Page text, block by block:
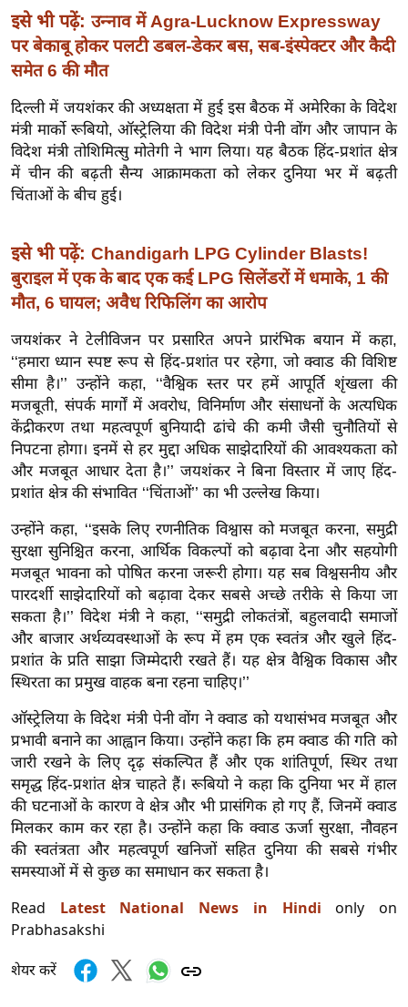
मि
सा
ल
ख्सि
य
त
यं
डि
या
सा
हि
त्य
ज
ग
त
ऑ
टो
व
र्ल्ड
न्यू
ज
ब्री
फ
म
नो
ज
न
ज
ग
त
बॉ
ली
ड
ली
इसे भी पढ़ें: उन्नाव में Agra-Lucknow Expressway
पर बेकाबू होकर पलटी डबल-डेकर बस, सब-इंस्पेक्टर और कैदी
समेत 6 की मौत
दिल्ली में जयशंकर की अध्यक्षता में हुई इस बैठक में अमेरिका के विदेश
मंत्री मार्को रूबियो, ऑस्ट्रेलिया की विदेश मंत्री पेनी वोंग और जापान के
विदेश मंत्री तोशिमित्सु मोतेगी ने भाग लिया। यह बैठक हिंद-प्रशांत क्षेत्र
में चीन की बढ़ती सैन्य आक्रामकता को लेकर दुनिया भर में बढ़ती
चिंताओं के बीच हुई।
इसे भी पढ़ें: Chandigarh LPG Cylinder Blasts!
बुराइल में एक के बाद एक कई LPG सिलेंडरों में धमाके, 1 की
मौत, 6 घायल; अवैध रिफिलिंग का आरोप
जयशंकर ने टेलीविजन पर प्रसारित अपने प्रारंभिक बयान में कहा,
‘‘हमारा ध्यान स्पष्ट रूप से हिंद-प्रशांत पर रहेगा, जो क्वाड की विशिष्ट
सीमा है।’’ उन्होंने कहा, ‘‘वैश्विक स्तर पर हमें आपूर्ति शृंखला की
मजबूती, संपर्क मार्गों में अवरोध, विनिर्माण और संसाधनों के अत्यधिक
केंद्रीकरण तथा महत्वपूर्ण बुनियादी ढांचे की कमी जैसी चुनौतियों से
निपटना होगा। इनमें से हर मुद्दा अधिक साझेदारियों की आवश्यकता को
और मजबूत आधार देता है।’’ जयशंकर ने बिना विस्तार में जाए हिंद-
प्रशांत क्षेत्र की संभावित ‘‘चिंताओं’’ का भी उल्लेख किया।
उन्होंने कहा, ‘‘इसके लिए रणनीतिक विश्वास को मजबूत करना, समुद्री
सुरक्षा सुनिश्चित करना, आर्थिक विकल्पों को बढ़ावा देना और सहयोगी
मजबूत भावना को पोषित करना जरूरी होगा। यह सब विश्वसनीय और
पारदर्शी साझेदारियों को बढ़ावा देकर सबसे अच्छे तरीके से किया जा
सकता है।’’ विदेश मंत्री ने कहा, ‘‘समुद्री लोकतंत्रों, बहुलवादी समाजों
और बाजार अर्थव्यवस्थाओं के रूप में हम एक स्वतंत्र और खुले हिंद-
प्रशांत के प्रति साझा जिम्मेदारी रखते हैं। यह क्षेत्र वैश्विक विकास और
स्थिरता का प्रमुख वाहक बना रहना चाहिए।’’
ऑस्ट्रेलिया के विदेश मंत्री पेनी वोंग ने क्वाड को यथासंभव मजबूत और
प्रभावी बनाने का आह्वान किया। उन्होंने कहा कि हम क्वाड की गति को
जारी रखने के लिए दृढ़ संकल्पित हैं और एक शांतिपूर्ण, स्थिर तथा
समृद्ध हिंद-प्रशांत क्षेत्र चाहते हैं। रूबियो ने कहा कि दुनिया भर में हाल
की घटनाओं के कारण वे क्षेत्र और भी प्रासंगिक हो गए हैं, जिनमें क्वाड
मिलकर काम कर रहा है। उन्होंने कहा कि क्वाड ऊर्जा सुरक्षा, नौवहन
की स्वतंत्रता और महत्वपूर्ण खनिजों सहित दुनिया की सबसे गंभीर
समस्याओं में से कुछ का समाधान कर सकता है।
Read Latest National News in Hindionly on
Prabhasakshi
शेयर करें